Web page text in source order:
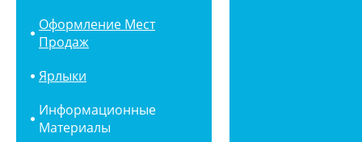
Оформление Мест
Продаж
Ярлыки
Информационные
Материалы